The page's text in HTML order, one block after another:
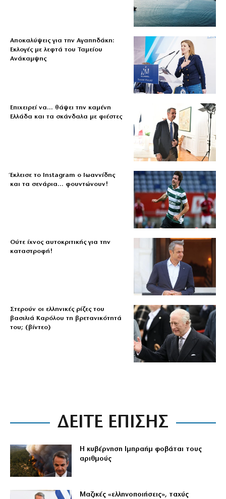
Αποκαλύψεις για την Αγαπηδάκη:
Εκλογές με λεφτά του Ταμείου
Ανάκαμψης
Επιχειρεί να… θάψει την καμένη
Ελλάδα και τα σκάνδαλα με φιέστες
Έκλεισε το Instagram ο Ιωαννίδης
και τα σενάρια… φουντώνουν!
Ούτε ίχνος αυτοκριτικής για την
καταστροφή!
Στερούν οι ελληνικές ρίζες του
βασιλιά Καρόλου τη βρετανικότητά
του; (βίντεο)
ΔΕΙΤΕ ΕΠΙΣΗΣ
Η κυβέρνηση Ιμπραήμ φοβάται τους
αριθμούς
Μαζικές «ελληνοποιήσεις», ταχύς